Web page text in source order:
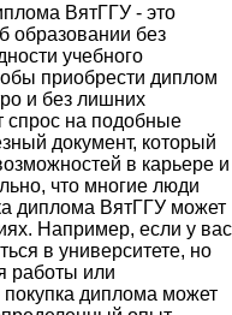
ВятГГУ - это
образовании без
учебного
приобрести диплом
и без лишних
спрос на подобные
документ, который
в карьере и
что многие люди
диплома ВятГГУ может
Например, если у вас
в университете, но
работы или
диплома может